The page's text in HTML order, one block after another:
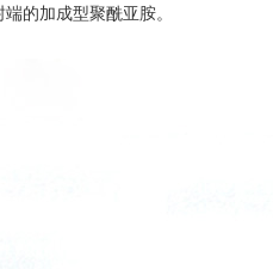
的加成型聚酰亚胺。